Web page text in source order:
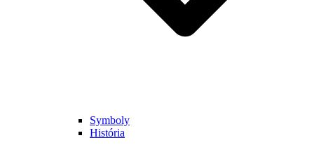
Symboly
História